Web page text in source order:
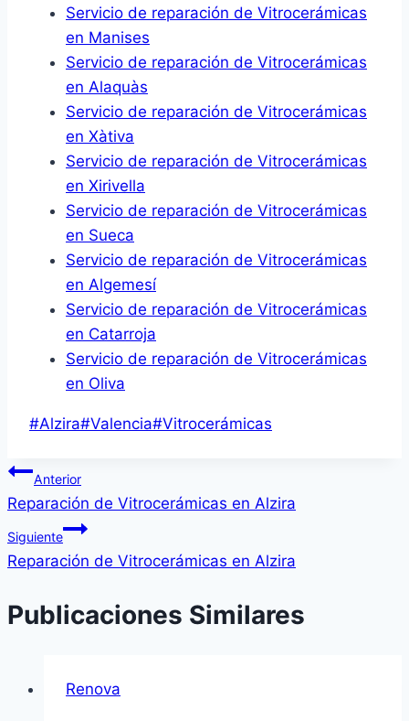
Servicio de reparación de Vitrocerámicas
en Manises
Servicio de reparación de Vitrocerámicas
en Alaquàs
Servicio de reparación de Vitrocerámicas
en Xàtiva
Servicio de reparación de Vitrocerámicas
en Xirivella
Servicio de reparación de Vitrocerámicas
en Sueca
Servicio de reparación de Vitrocerámicas
en Algemesí
Servicio de reparación de Vitrocerámicas
en Catarroja
Servicio de reparación de Vitrocerámicas
en Oliva
Etiquetas
la
entrada:
#Alzira#Valencia#Vitrocerámicas
Navegación
de
entradas
Anterior
Reparación de Vitrocerámicas en Alzira
Siguiente
Reparación de Vitrocerámicas en Alzira
Publicaciones Similares
Renova